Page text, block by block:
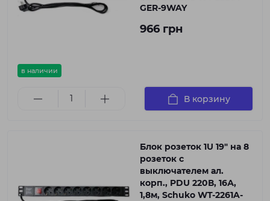
в наличии
GER-9WAY
966 грн
В корзину
Блок розеток 1U 19" на 8
розеток с
выключателем ал.
корп., PDU 220В, 16А,
1,8м, Schuko WT-2261A-